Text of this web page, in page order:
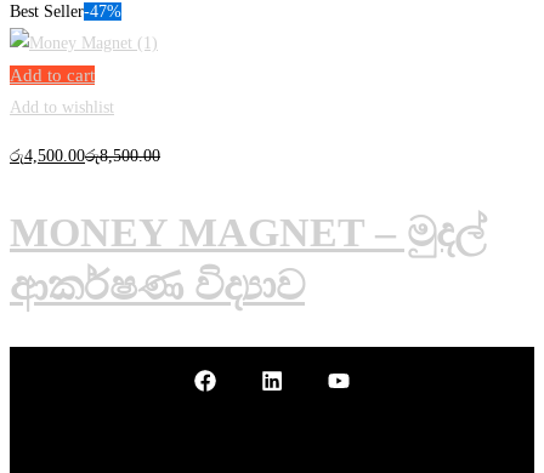
Best Seller-47%
Add to cart
Add to wishlist
රු4,500 .00රු8,500.00
MONEY MAGNET – මුදල්
ආකර්ෂණ විද්‍යාව